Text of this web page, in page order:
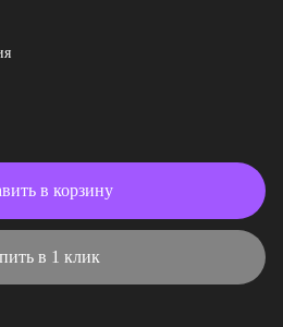
в корзину
в 1 клик